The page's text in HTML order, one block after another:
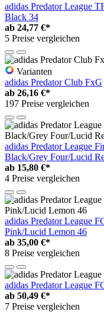
adidas Predator League
Black 34
ab 24,77 €*
5 Preise vergleichen
Varianten
adidas Predator Club FxG
ab 26,16 €*
197 Preise vergleichen
adidas Predator League
Black/Grey Four/Lucid
ab 15,80 €*
4 Preise vergleichen
adidas Predator League
Pink/Lucid Lemon 46
ab 35,00 €*
8 Preise vergleichen
adidas Predator League
ab 50,49 €*
7 Preise vergleichen